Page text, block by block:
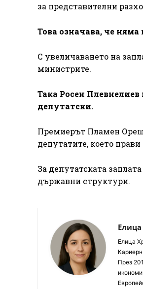
за представителни
Това означава, че
С увеличаването на
министрите.
Така Росен Плевнелиев
депутатски.
Премиерът Пламен
депутатите, което прави
За депутатската
държавни структури.
Елица
През